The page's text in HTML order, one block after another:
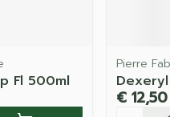
Fl 500ml
Pierre
€ 12,50